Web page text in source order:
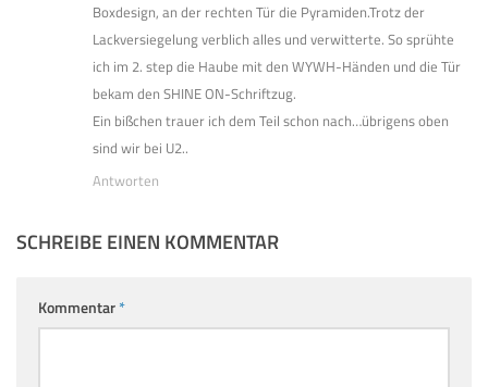
Boxdesign, an der rechten Tür die Pyramiden.Trotz der
Lackversiegelung verblich alles und verwitterte. So sprühte
ich im 2. step die Haube mit den WYWH-Händen und die Tür
bekam den SHINE ON-Schriftzug.
Ein bißchen trauer ich dem Teil schon nach…übrigens oben
sind wir bei U2..
Antworten
SCHREIBE EINEN KOMMENTAR
Kommentar*